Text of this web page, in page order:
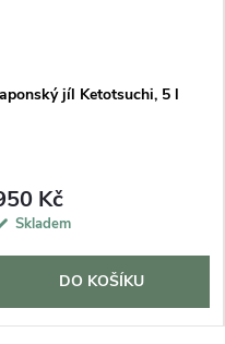
jíl Ketotsuchi, 5 l
Kč
Skladem
DO KOŠÍKU